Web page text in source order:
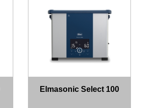
Elmasonic Select 100